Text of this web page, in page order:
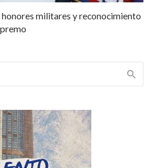
militares y reconocimiento